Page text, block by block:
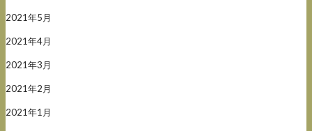
2021年5月
2021年4月
2021年3月
2021年2月
2021年1月